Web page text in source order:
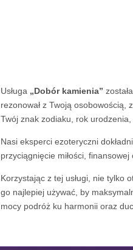
Usługa „Dobór kamienia”
rezonował z Twoją
Twój znak zodiaku, rok
Nasi eksperci ezoteryczni
przyciągnięcie miłości,
Korzystając z tej usługi, nie tylko
go najlepiej używać, by
mocy podróż ku harmonii oraz